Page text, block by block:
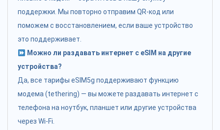
поддержки. Мы повторно отправим QR-код или
поможем с восстановлением, если ваше устройство
это поддерживает.
Можно ли раздавать интернет с eSIM на другие
устройства?
Да, все тарифы eSIM5g поддерживают функцию
модема (tethering) — вы можете раздавать интернет с
телефона на ноутбук, планшет или другие устройства
через Wi-Fi.